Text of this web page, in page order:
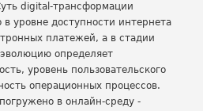
digital-трансформации
в уровне доступности интернета
платежей, а в стадии
определяет
уровень пользовательского
операционных процессов.
в онлайн-среду -